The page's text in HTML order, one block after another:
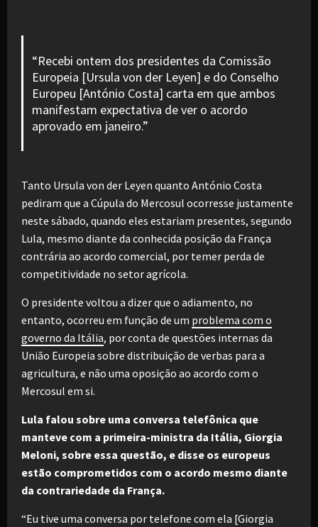
“Recebi ontem dos presidentes da Comissão
Europeia [Ursula von der Leyen] e do Conselho
Europeu [António Costa] carta em que ambos
manifestam expectativa de ver o acordo
aprovado em janeiro.”
Tanto Ursula von der Leyen quanto António Costa
pediram que a Cúpula do Mercosul ocorresse justamente
neste sábado, quando eles estariam presentes, segundo
Lula, mesmo diante da conhecida posição da França
contrária ao acordo comercial, por temer perda de
competitividade no setor agrícola.
O presidente voltou a dizer que o adiamento, no
entanto, ocorreu em função de um problema com o
governo da Itália, por conta de questões internas da
União Europeia sobre distribuição de verbas para a
agricultura, e não uma oposição ao acordo com o
Mercosul em si.
Lula falou sobre uma conversa telefônica que
manteve com a primeira-ministra da Itália, Giorgia
Meloni, sobre essa questão, e disse os europeus
estão comprometidos com o acordo mesmo diante
da contrariedade da França.
“Eu tive uma conversa por telefone com ela [Giorgia